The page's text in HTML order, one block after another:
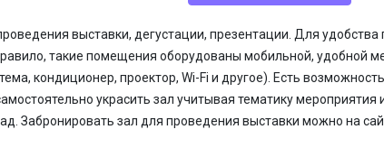
выставки, дегустации, презентации. Для
такие помещения оборудованы мобильной, удобной
кондиционер, проектор, Wi-Fi и другое). Есть
украсить зал учитывая тематику
Забронировать зал для проведения выставки можно на